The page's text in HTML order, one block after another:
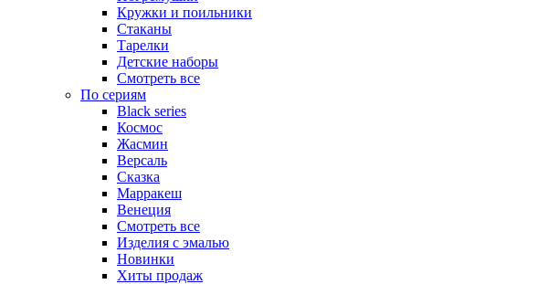
Кружки и поильники
Стаканы
Тарелки
Детские наборы
Смотреть все
По сериям
Black series
Космос
Жасмин
Версаль
Сказка
Марракеш
Венеция
Смотреть все
Изделия с эмалью
Новинки
Хиты продаж